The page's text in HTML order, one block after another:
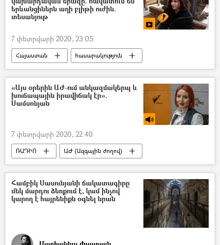
շմոլ գազ
թունավորում
Զոհ
ընտանիք
երևանցիներն աղի բլիթի ուժին.
տեսանյութ
7 փետրվարի 2020, 23:05
Հայաստան
հասարակություն
Տեսանյութեր
Մուլտիմեդիա
Սուրբ Սարգիս
աղի բլիթ
Երևան
երևանցիներ
Երազանք
ամուսին
«Այս օրերին ԱԺ-ում անկազմակերպ և
խուճապային իրավիճակ էր».
Սամսոնյան
7 փետրվարի 2020, 22:40
ՌԱԴԻՈ
ԱԺ (Ազգային ժողով)
Անի Սամսոնյան
«Լուսավոր Հայաստան» կուսակցություն
Պատգամավոր
Սահմանադրություն
Համբիկ Սասունյանի ճակատագիրը
մեկ մարդու ձեռքում է, կամ ինչով
կարող է հայրենիքն օգնել նրան